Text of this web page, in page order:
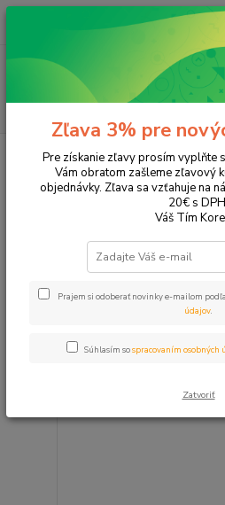
Tonery a náplne do tlačiarní
DeskJet 2720
DeskJet 2720
Upresniť
Najnovšie Najlacnejšie
Zobrazujem 1-
Zľava 3% pre
Pre získanie zľavy prosím vyplňte
Vám obratom zašleme zľavový
objednávky. Zľava sa vzťahuje na
20€ s
Váš Tím
Prajem si odoberať novinky e-mailom podľa
údajov.
Súhlasím sospracovaním osobných
Zatvoriť